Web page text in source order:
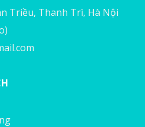
Triều, Thanh Trì, Hà Nội